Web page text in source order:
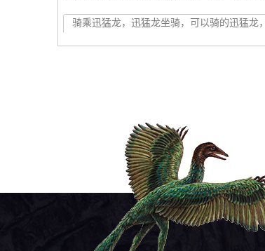
伶盗龙，化石发现于蒙古国及中国内蒙古等地
奥氏伶盗龙，是在2008年被命名，化石是一个
骑乘迅猛龙，迅猛龙坐骑，可以骑的迅猛龙